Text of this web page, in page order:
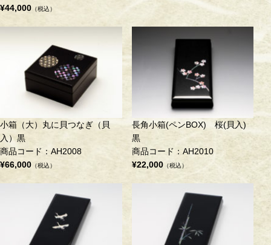
¥44,000 （税込）
小箱（大）丸に貝つなぎ（貝
入）黒
商品コード：AH2008
¥66,000 （税込）
長角小箱(ペンBOX) 桜(貝入)
黒
商品コード：AH2010
¥22,000（税込）